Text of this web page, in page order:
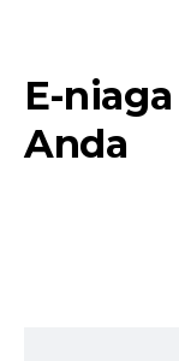
E-
Anda